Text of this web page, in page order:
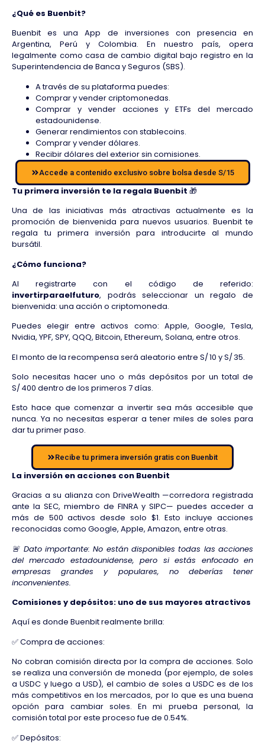
¿Qué es Buenbit?
Buenbit es una App de inversiones con presencia en
Argentina, Perú y Colombia. En nuestro país, opera
legalmente como casa de cambio digital bajo registro en la
Superintendencia de Banca y Seguros (SBS).
A través de su plataforma puedes:
Comprar y vender criptomonedas.
Comprar y vender acciones y ETFs del mercado
estadounidense.
Generar rendimientos con stablecoins.
Comprar y vender dólares.
Recibir dólares del exterior sin comisiones.
Accede a contenido exclusivo sobre bolsa desde S/15
Tu primera inversión te la regala Buenbit 🎁
Una de las iniciativas más atractivas actualmente es la
promoción de bienvenida para nuevos usuarios. Buenbit te
regala tu primera inversión para introducirte al mundo
bursátil.
¿Cómo funciona?
Al registrarte con el código de referido:
invertirparaelfuturo, podrás seleccionar un regalo de
bienvenida: una acción o criptomoneda.
Puedes elegir entre activos como: Apple, Google, Tesla,
Nvidia, YPF, SPY, QQQ, Bitcoin, Ethereum, Solana, entre otros.
El monto de la recompensa será aleatorio entre S/ 10 y S/ 35.
Solo necesitas hacer uno o más depósitos por un total de
S/ 400 dentro de los primeros 7 días.
Esto hace que comenzar a invertir sea más accesible que
nunca. Ya no necesitas esperar a tener miles de soles para
dar tu primer paso.
Recibe tu primera inversión gratis con Buenbit
La inversión en acciones con Buenbit
Gracias a su alianza con DriveWealth —corredora registrada
ante la SEC, miembro de FINRA y SIPC— puedes acceder a
más de 500 activos desde solo $1. Esto incluye acciones
reconocidas como Google, Apple, Amazon, entre otras.
🚨 Dato importante: No están disponibles todas las acciones
del mercado estadounidense, pero si estás enfocado en
empresas grandes y populares, no deberías tener
inconvenientes.
Comisiones y depósitos: uno de sus mayores atractivos
Aquí es donde Buenbit realmente brilla:
✅ Compra de acciones:
No cobran comisión directa por la compra de acciones. Solo
se realiza una conversión de moneda (por ejemplo, de soles
a USDC y luego a USD), el cambio de soles a USDC es de los
más competitivos en los mercados, por lo que es una buena
opción para cambiar soles. En mi prueba personal, la
comisión total por este proceso fue de 0.54%.
✅ Depósitos: